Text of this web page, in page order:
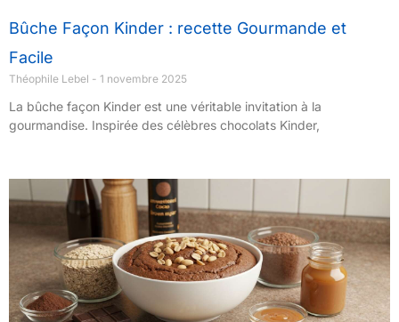
Bûche Façon Kinder : recette Gourmande et
Facile
Théophile Lebel 1 novembre 2025
La bûche façon Kinder est une véritable invitation à la
gourmandise. Inspirée des célèbres chocolats Kinder,